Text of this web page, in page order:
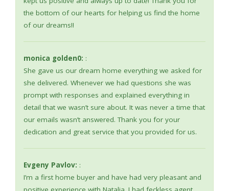
the bottom of our hearts for helping us find the home
of our dreams!!
monica golden0: :
She gave us our dream home everything we asked for
she delivered. Whenever we had questions she was
prompt with responses and explained everything in
detail that we wasn’t sure about. It was never a time that
our emails wasn’t answered. Thank you for your
dedication and great service that you provided for us.
Evgeny Pavlov: :
I’m a first home buyer and have had very pleasant and